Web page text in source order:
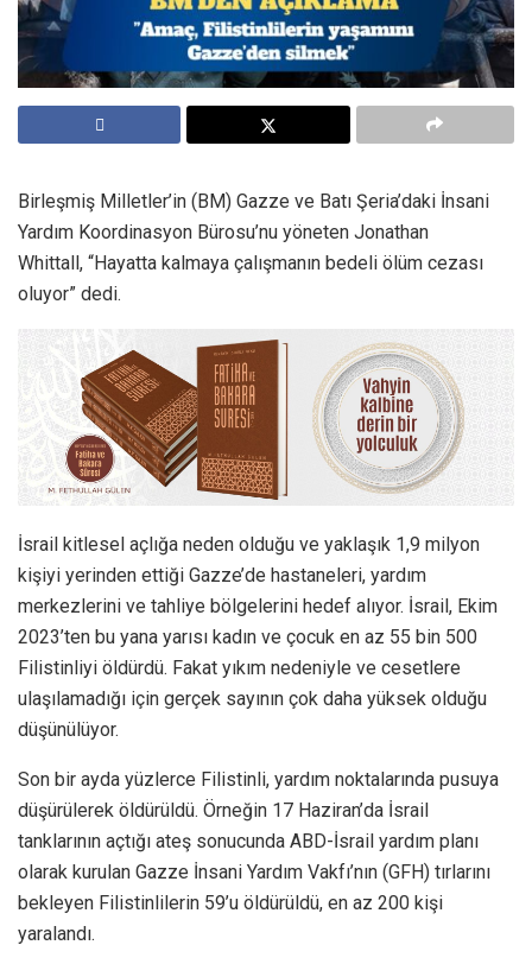
Birleşmiş Milletler’in (BM) Gazze ve Batı Şeria’daki İnsani
Yardım Koordinasyon Bürosu’nu yöneten Jonathan
Whittall, “Hayatta kalmaya çalışmanın bedeli ölüm cezası
oluyor” dedi.
İsrail kitlesel açlığa neden olduğu ve yaklaşık 1,9 milyon
kişiyi yerinden ettiği Gazze’de hastaneleri, yardım
merkezlerini ve tahliye bölgelerini hedef alıyor. İsrail, Ekim
2023’ten bu yana yarısı kadın ve çocuk en az 55 bin 500
Filistinliyi öldürdü. Fakat yıkım nedeniyle ve cesetlere
ulaşılamadığı için gerçek sayının çok daha yüksek olduğu
düşünülüyor.
Son bir ayda yüzlerce Filistinli, yardım noktalarında pusuya
düşürülerek öldürüldü. Örneğin 17 Haziran’da İsrail
tanklarının açtığı ateş sonucunda ABD-İsrail yardım planı
olarak kurulan Gazze İnsani Yardım Vakfı’nın (GFH) tırlarını
bekleyen Filistinlilerin 59’u öldürüldü, en az 200 kişi
yaralandı.